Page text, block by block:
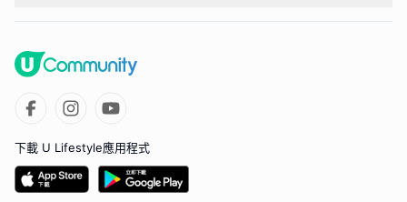
下載 U Lifestyle應用程式